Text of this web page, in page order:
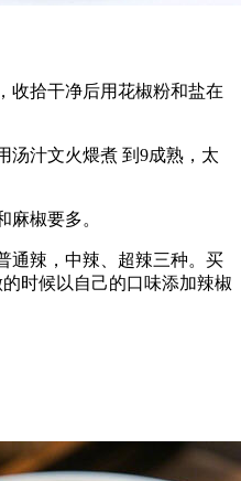
收拾干净后用花椒粉和盐在
汤汁文火煨煮 到9成熟，太
麻椒要多。
通辣，中辣、超辣三种。买
时候以自己的口味添加辣椒